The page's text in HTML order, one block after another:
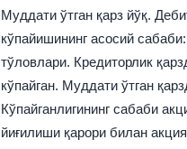
Муддати ўтган қарз йўқ.
кўпайишининг асосий
тўловлари. Кредиторлик
кўпайган. Муддати ўтган
Кўпайганлигининг сабаби
йиғилиши қарори билан